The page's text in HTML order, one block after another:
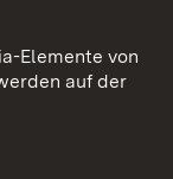
Elemente von
auf der